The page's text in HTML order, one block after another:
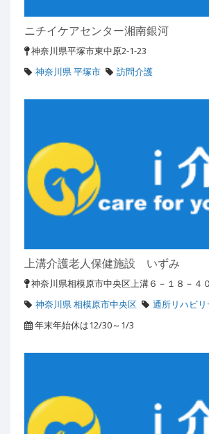
ニチイケアセンター湘南銀河
神奈川県平塚市東中原2-1-23
神奈川県 平塚市
訪問介護
上溝介護老人保健施設 いずみ
神奈川県相模原市中央区上溝６－１８－４
神奈川県 相模原市中央区
通所リハビ
年末年始休は12/30～1/3